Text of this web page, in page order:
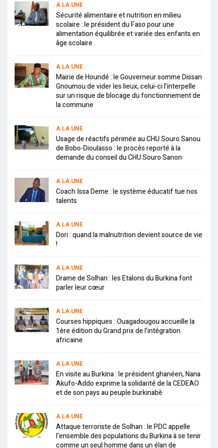
A LA UNE
Sécurité alimentaire et nutrition en milieu
scolaire : le président du Faso pour une
alimentation équilibrée et variée des enfants en
âge scolaire
A LA UNE
Mairie de Houndé : le Gouverneur somme Dissan
Gnoumou de vider les lieux, celui-ci l’interpelle
sur un risque de blocage du fonctionnement de
la commune
A LA UNE
Usage de réactifs périmée au CHU Souro Sanou
de Bobo-Dioulasso : le procès reporté à la
demande du conseil du CHU Souro Sanon
A LA UNE
Coach Issa Deme : le système éducatif tue nos
talents
A LA UNE
Dori : quand la malnutrition devient source de vie
!
A LA UNE
Drame de Solhan : les Etalons du Burkina font
parler leur cœur
A LA UNE
Courses hippiques : Ouagadougou accueille la
1ère édition du Grand prix de l’intégration
africaine
A LA UNE
En visite au Burkina : le président ghanéen, Nana
Akufo-Addo exprime la solidarité de la CEDEAO
et de son pays au peuple burkinabè
A LA UNE
Attaque terroriste de Solhan : le PDC appelle
l’ensemble des populations du Burkina à se tenir
comme un seul homme dans un élan de